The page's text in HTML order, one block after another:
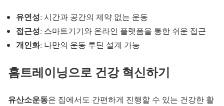
유연성: 시간과 공간의 제약 없는 운동
접근성: 스마트기기와 온라인 플랫폼을 통한 쉬운 접근
개인화: 나만의 운동 루틴 설계 가능
홈트레이닝으로 건강 혁신하기
유산소운동은 집에서도 간편하게 진행할 수 있는 건강한 활